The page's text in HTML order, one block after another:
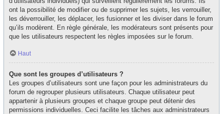
ont la possibilité de modifier ou de supprimer les sujets, les verrouiller,
les déverrouiller, les déplacer, les fusionner et les diviser dans le forum
qu’ils modèrent. En règle générale, les modérateurs sont présents pour
que les utilisateurs respectent les règles imposées sur le forum.
Haut
Que sont les groupes d’utilisateurs ?
Les groupes d’utilisateurs sont une façon pour les administrateurs du
forum de regrouper plusieurs utilisateurs. Chaque utilisateur peut
appartenir à plusieurs groupes et chaque groupe peut détenir des
permissions individuelles. Ceci facilite les tâches aux administrateurs